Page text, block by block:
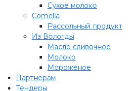
Сухое молоко
Comеlla
Рассольный продукт
Из Вологды
Масло сливочное
Молоко
Мороженое
Партнерам
Тендеры